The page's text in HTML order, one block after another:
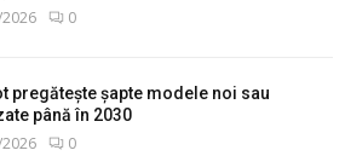
0
pregătește șapte modele noi sau
până în 2030
0